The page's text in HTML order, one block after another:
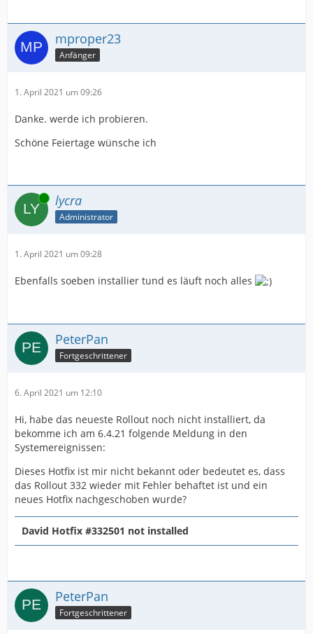
mproper23
Anfänger
1. April 2021 um 09:26
Danke. werde ich probieren.
Schöne Feiertage wünsche ich
Online lycra
Administrator
1. April 2021 um 09:28
Ebenfalls soeben installier tund es läuft noch alles
PeterPan
Fortgeschrittener
6. April 2021 um 12:10
Hi, habe das neueste Rollout noch nicht installiert, da
bekomme ich am 6.4.21 folgende Meldung in den
Systemereignissen:
Dieses Hotfix ist mir nicht bekannt oder bedeutet es, dass
das Rollout 332 wieder mit Fehler behaftet ist und ein
neues Hotfix nachgeschoben wurde?
David Hotfix #332501 not installed
PeterPan
Fortgeschrittener